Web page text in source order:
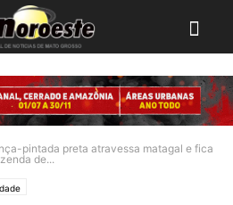
pintada preta atravessa matagal e fica
de...